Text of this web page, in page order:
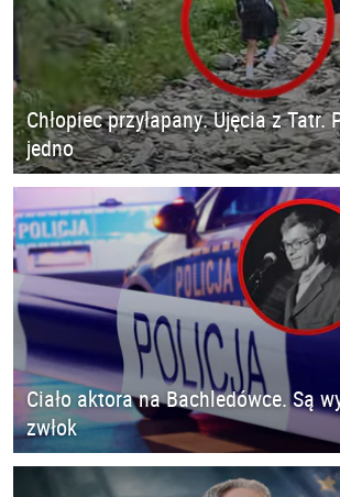
Chłopiec przyłapany. Ujęcia z
jedno
Ciało aktora na Bachledówce. Są
zwłok